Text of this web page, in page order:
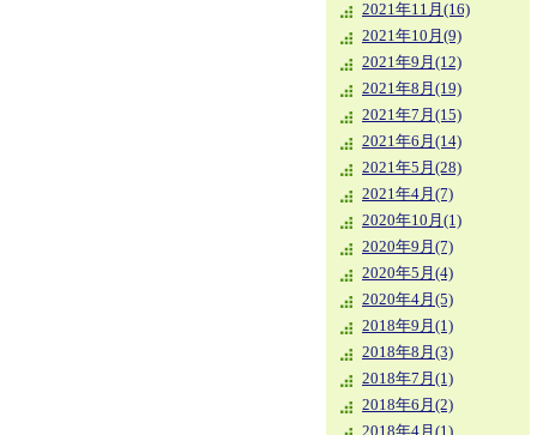
2021年11月(16)
2021年10月(9)
2021年9月(12)
2021年8月(19)
2021年7月(15)
2021年6月(14)
2021年5月(28)
2021年4月(7)
2020年10月(1)
2020年9月(7)
2020年5月(4)
2020年4月(5)
2018年9月(1)
2018年8月(3)
2018年7月(1)
2018年6月(2)
2018年4月(1)